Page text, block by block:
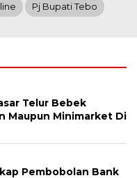
Pj Bupati Tebo
Telur Bebek
Maupun Minimarket Di
Pembobolan Bank